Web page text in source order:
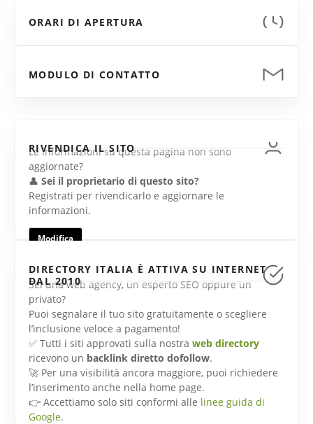
ORARI DI APERTURA
MODULO DI CONTATTO
RIVENDICA IL SITO
Le informazioni su questa pagina non sono
aggiornate?
👤 Sei il proprietario di questo sito?
Registrati per rivendicarlo e aggiornare le
informazioni.
Modifica
DIRECTORY ITALIA È ATTIVA SU INTERNET
DAL 2010
Sei una web agency, un esperto SEO oppure un
privato?
Puoi segnalare il tuo sito gratuitamente o scegliere
l’inclusione veloce a pagamento!
✅ Tutti i siti approvati sulla nostra web directory
ricevono un backlink diretto dofollow.
🚀 Per una visibilità ancora maggiore, puoi richiedere
l’inserimento anche nella home page.
👉 Accettiamo solo siti conformi alle linee guida di
Google.